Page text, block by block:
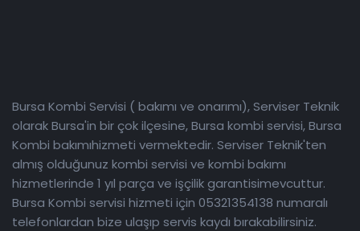
Bursa Kombi Servisi ( bakımı ve onarımı), Serviser Teknik
olarak Bursa'in bir çok ilçesine, Bursa kombi servisi, Bursa
Kombi bakımıhizmeti vermektedir. Serviser Teknik'ten
almış olduğunuz kombi servisi ve kombi bakımı
hizmetlerinde 1 yıl parça ve işçilik garantisimevcuttur.
Bursa Kombi servisi hizmeti için 05321354138 numaralı
telefonlardan bize ulaşıp servis kaydı bırakabilirsiniz.